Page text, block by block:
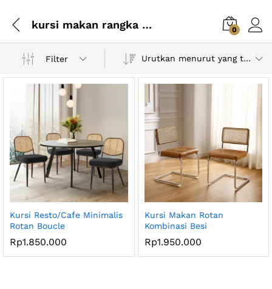
kursi makan rangka besi 0
Filter Urutkan menurut yang terbaru
Kursi Resto/Cafe Minimalis
Rotan Boucle
Rp1.850.000
Kursi Makan Rotan
Kombinasi Besi
Rp1.950.000